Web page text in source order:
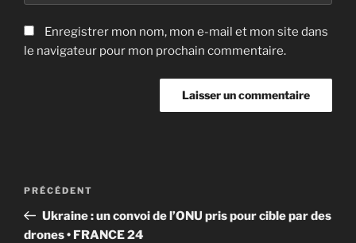
Enregistrer mon nom, mon e-mail et mon site dans
le navigateur pour mon prochain commentaire.
Navigation
l’article
Article
précédent
PRÉCÉDENT
Ukraine : un convoi de l’ONU pris pour cible par des
drones • FRANCE 24